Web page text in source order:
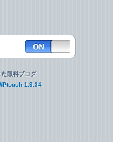
眼科ブログ
1.9.34